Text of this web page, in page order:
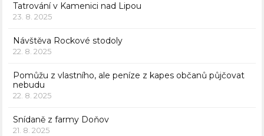
Tatrování v Kamenici nad Lipou
23. 8. 2025
Návštěva Rockové stodoly
22. 8. 2025
Pomůžu z vlastního, ale peníze z kapes občanů půjčovat
nebudu
22. 8. 2025
Snídaně z farmy Doňov
21. 8. 2025